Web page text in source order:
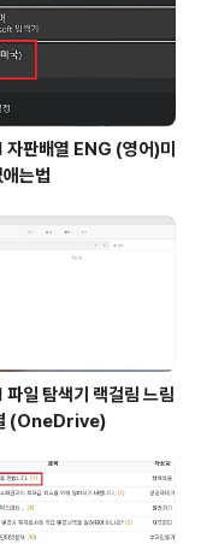
자판배열 ENG (영어)미
는법
파일 탐색기 랙걸림 느림
(OneDrive)